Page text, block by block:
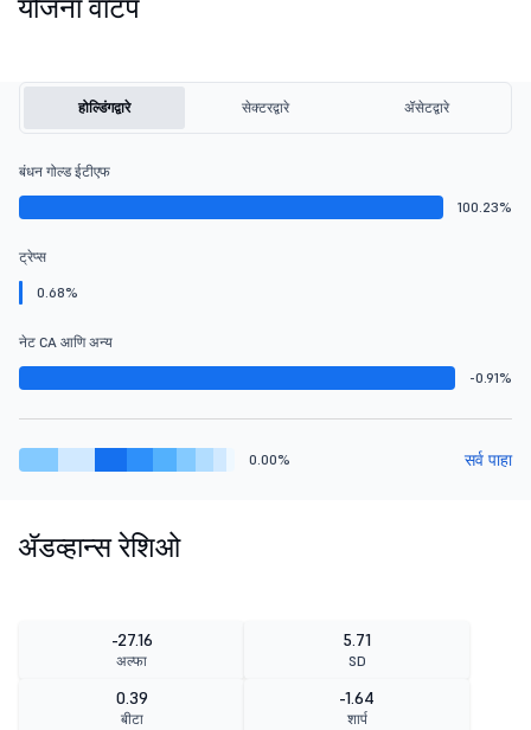
योजना वाटप
होल्डिंगद्वारे सेक्टरद्वारे ॲसेटद्वारे
बंधन गोल्ड ईटीएफ
100.23%
ट्रेप्स
0.68%
नेट CA आणि अन्य
-0.91%
0.00% सर्व पाहा
ॲडव्हान्स रेशिओ
-27.16
अल्फा
5.71
SD
0.39
बीटा
-1.64
शार्प